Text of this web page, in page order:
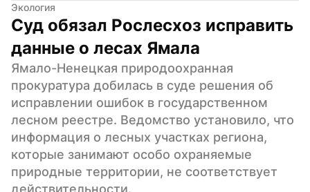
Экология
Суд обязал Рослесхоз исправить
данные о лесах Ямала
Ямало-Ненецкая природоохранная
прокуратура добилась в суде решения об
исправлении ошибок в государственном
лесном реестре. Ведомство установило, что
информация о лесных участках региона,
которые занимают особо охраняемые
природные территории, не соответствует
действительности.